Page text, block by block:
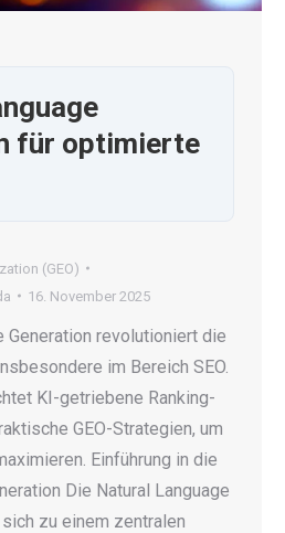
für optimierte
(GEO)
16. November 2025
Generation revolutioniert die
im Bereich SEO.
KI-getriebene Ranking-
GEO-Strategien, um
Einführung in die
Die Natural Language
zu einem zentralen